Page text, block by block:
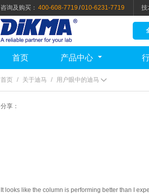
咨询及购买： 400-608-7719 /010-6231-7719 技
首页 产品中心
首页 / 关于迪马 / 用户眼中的迪马
分享：
It looks like the column is performing better than I